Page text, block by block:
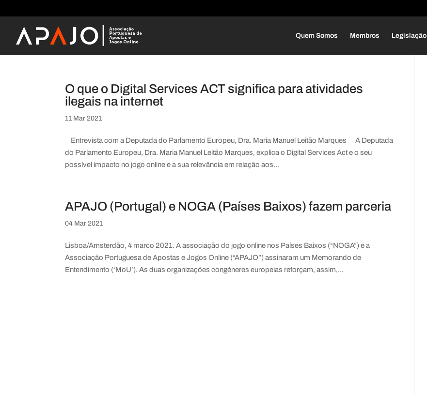
Quem Somos Membros Legislação
O que o Digital Services ACT significa para atividades
ilegais na internet
11 Mar 2021
Entrevista com a Deputada do Parlamento Europeu, Dra. Maria Manuel Leitão Marques A Deputada
do Parlamento Europeu, Dra. Maria Manuel Leitão Marques, explica o Digital Services Act e o seu
possível impacto no jogo online e a sua relevância em relação aos...
APAJO (Portugal) e NOGA (Países Baixos) fazem parceria
04 Mar 2021
Lisboa/Amsterdão, 4 marco 2021. A associação do jogo online nos Países Baixos (“NOGA”) e a
Associação Portuguesa de Apostas e Jogos Online (“APAJO”) assinaram um Memorando de
Entendimento (‘MoU’). As duas organizações congéneres europeias reforçam, assim,...